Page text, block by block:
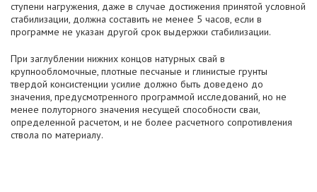
ступени нагружения, даже в случае достижения принятой условной
стабилизации, должна составить не менее 5 часов, если в
программе не указан другой срок выдержки стабилизации.
При заглублении нижних концов натурных свай в
крупнообломочные, плотные песчаные и глинистые грунты
твердой консистенции усилие должно быть доведено до
значения, предусмотренного программой исследований, но не
менее полуторного значения несущей способности сваи,
определенной расчетом, и не более расчетного сопротивления
ствола по материалу.